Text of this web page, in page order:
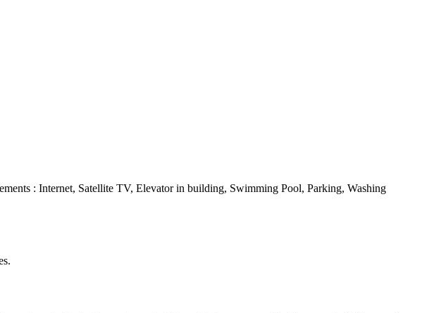
: Internet, Satellite TV, Elevator in building, Swimming Pool, Parking, Washing